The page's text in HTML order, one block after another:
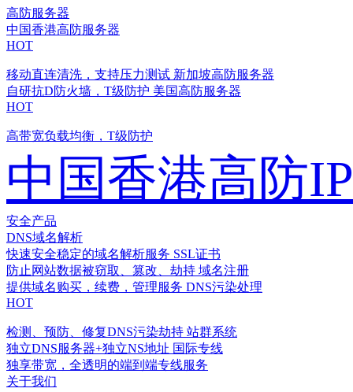
高防服务器
中国香港高防服务器
HOT
移动直连清洗，支持压力测试 新加坡高防服务器
自研抗D防火墙，T级防护 美国高防服务器
HOT
高带宽负载均衡，T级防护
中国香港高防IP
安全产品
DNS域名解析
快速安全稳定的域名解析服务 SSL证书
防止网站数据被窃取、篡改、劫持 域名注册
提供域名购买，续费，管理服务 DNS污染处理
HOT
检测、预防、修复DNS污染劫持 站群系统
独立DNS服务器+独立NS地址 国际专线
独享带宽，全透明的端到端专线服务
关于我们